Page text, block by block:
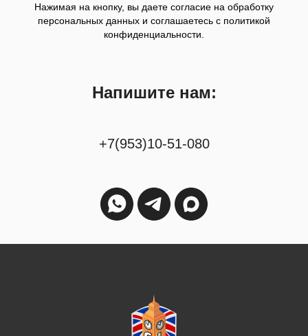
Нажимая на кнопку, вы даете согласие на обработку
персональных данных и соглашаетесь c политикой
конфиденциальности.
Напишите нам:
+7(953)10-51-080